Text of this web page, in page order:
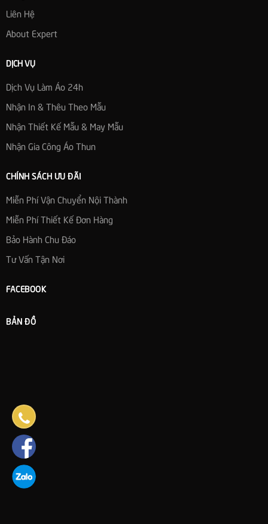
Liên Hệ
About Expert
DỊCH VỤ
Dịch Vụ Làm Áo 24h
Nhận In & Thêu Theo Mẫu
Nhận Thiết Kế Mẫu & May Mẫu
Nhận Gia Công Áo Thun
CHÍNH SÁCH ƯU ĐÃI
Miễn Phí Vận Chuyển Nội Thành
Miễn Phí Thiết Kế Đơn Hàng
Bảo Hành Chu Đáo
Tư Vấn Tận Nơi
FACEBOOK
BẢN ĐỒ